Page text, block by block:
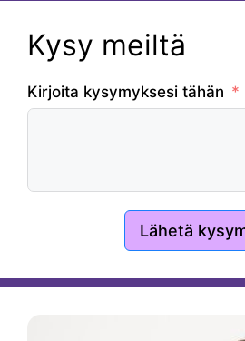
Kysy meiltä
Kirjoita kysymyksesi tähän
Lähetä